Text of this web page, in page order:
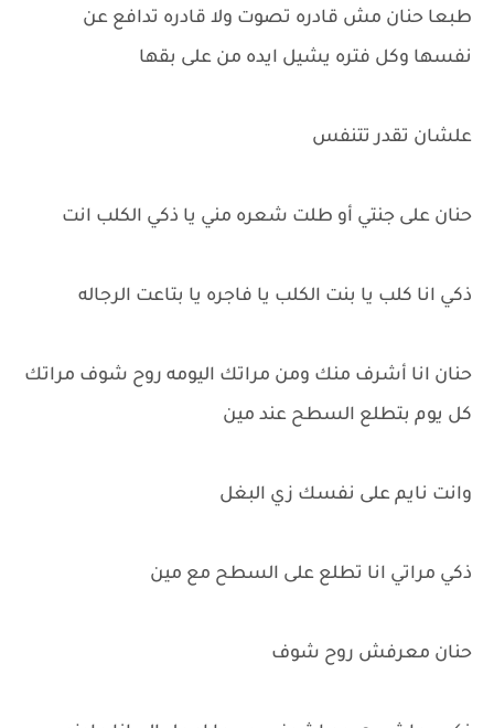
طبعا حنان مش قادره تصوت ولا قادره تدافع عن
نفسها وكل فتره يشيل ايده من على بقها
علشان تقدر تتنفس
حنان على جنتي أو طلت شعره مني يا ذكي الكلب انت
ذكي انا كلب يا بنت الكلب يا فاجره يا بتاعت الرجاله
حنان انا أشرف منك ومن مراتك اليومه روح شوف مراتك
كل يوم بتطلع السطح عند مين
وانت نايم على نفسك زي البغل
ذكي مراتي انا تطلع على السطح مع مين
حنان معرفش روح شوف